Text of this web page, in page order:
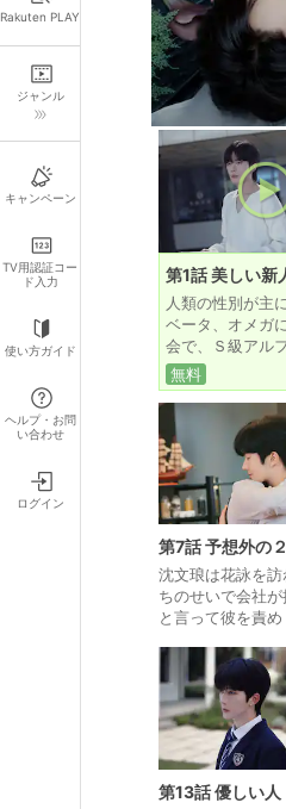
Rakuten PLAY
ジャンル
キャンペーン
TV用認証コー
ド入力
使い方ガイド
ヘルプ・お問
い合わせ
ログイン
この作品の各話一
第1話 美しい新
人類の性別が主
ベータ、オメガ
会で、Ｓ級アル
無料
第7話 予想外の
沈文琅は花詠を
ちのせいで会社
と言って彼を責
第13話 優しい人